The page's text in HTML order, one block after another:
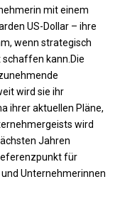
mit einem
US-Dollar – ihre
wenn strategisch
kann.Die
wird sie ihr
ihrer aktuellen Pläne,
wird
Jahren
für
Unternehmerinnen